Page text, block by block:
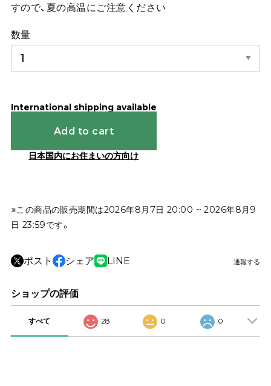
すので、夏の高温にご注意ください
数量
International shipping available
Add to cart
日本国内にお住まいの方向け
※この商品の販売期間は2026年8月7日 20:00 ~ 2026年8月9
日 23:59です。
ポスト シェア LINE 通報する
ショップの評価
すべて 28 0 0